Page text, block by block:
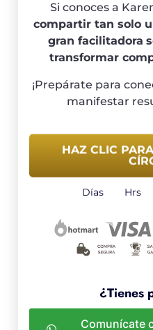
Si conoces a
compartir tan solo
gran facilitadora
transformar
¡Prepárate para
manifestar
HAZ CLIC
Días Hrs
¿Tienes
Comunícate